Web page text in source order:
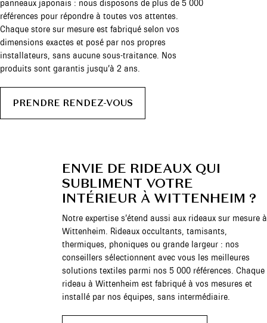
panneaux japonais : nous disposons de plus de 5 000
références pour répondre à toutes vos attentes.
Chaque store sur mesure est fabriqué selon vos
dimensions exactes et posé par nos propres
installateurs, sans aucune sous-traitance. Nos
produits sont garantis jusqu’à 2 ans.
PRENDRE RENDEZ-VOUS
ENVIE DE RIDEAUX QUI
SUBLIMENT VOTRE
INTÉRIEUR À WITTENHEIM ?
Notre expertise s’étend aussi aux rideaux sur mesure à
Wittenheim. Rideaux occultants, tamisants,
thermiques, phoniques ou grande largeur : nos
conseillers sélectionnent avec vous les meilleures
solutions textiles parmi nos 5 000 références. Chaque
rideau à Wittenheim est fabriqué à vos mesures et
installé par nos équipes, sans intermédiaire.